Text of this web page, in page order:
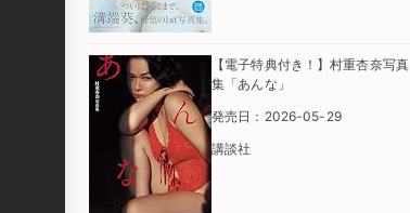
【電子特典付き！】村重杏奈写真
集「あんな」
発売日：2026-05-29
講談社